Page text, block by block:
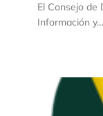
El Consejo de
Información y…